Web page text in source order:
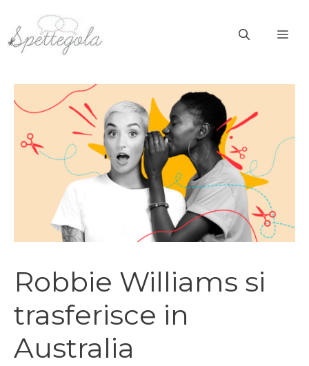
contenuto
Robbie Williams si
trasferisce in
Australia